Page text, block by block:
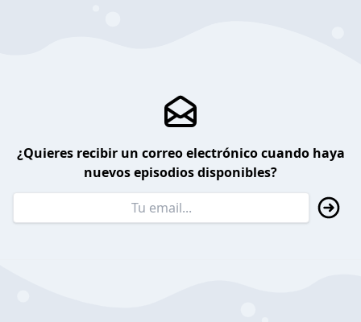
¿Quieres recibir un correo electrónico cuando haya
nuevos episodios disponibles?